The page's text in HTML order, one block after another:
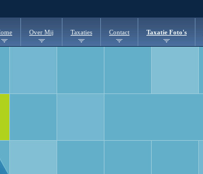
Over Mij Taxaties Contact Taxatie Foto's